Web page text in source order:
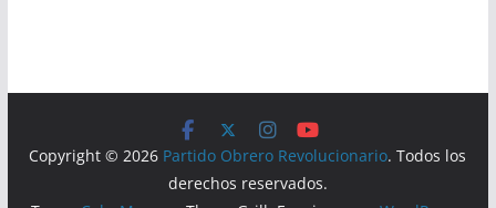
Copyright © 2026 Partido Obrero Revolucionario. Todos los
derechos reservados.